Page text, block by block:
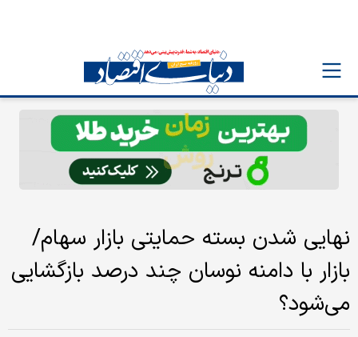
نهایی شدن بسته حمایتی بازار سهام/
بازار با دامنه نوسان چند درصد بازگشایی
می‌شود؟